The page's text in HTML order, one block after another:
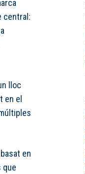
central:
lloc
en el
en
que